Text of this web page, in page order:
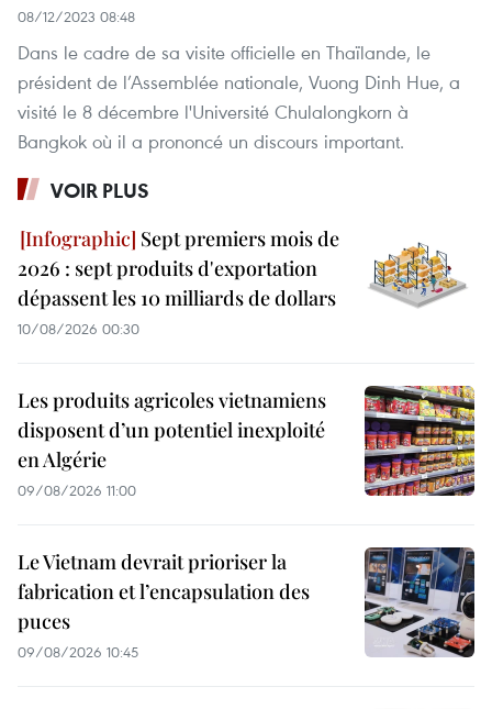
08/12/2023 08:48
Dans le cadre de sa visite officielle en Thaïlande, le
président de l’Assemblée nationale, Vuong Dinh Hue, a
visité le 8 décembre l'Université Chulalongkorn à
Bangkok où il a prononcé un discours important.
VOIR PLUS
Sept premiers mois de
2026 : sept produits d'exportation
dépassent les 10 milliards de dollars
10/08/2026 00:30
Les produits agricoles vietnamiens
disposent d’un potentiel inexploité
en Algérie
09/08/2026 11:00
Le Vietnam devrait prioriser la
fabrication et l’encapsulation des
puces
09/08/2026 10:45